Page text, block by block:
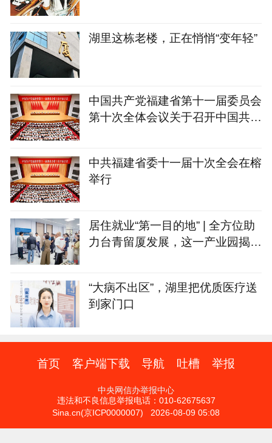
湖里这栋老楼，正在悄悄“变年轻”
中国共产党福建省第十一届委员会
第十次全体会议关于召开中国共产
中共福建省委十一届十次全会在榕
举行
居住就业“第一目的地” | 全方位助
力台青留厦发展，这一产业园揭牌
“大病不出区”，湖里把优质医疗送
到家门口
首页 客户端下载 导航 吐槽 举报
中央网信办举报中心
违法和不良信息举报电话：010-62675637
Sina.cn(京ICP0000007) 2026-08-09 05:08